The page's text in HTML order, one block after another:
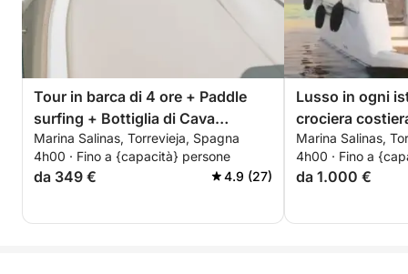
Tour in barca di 4 ore + Paddle
surfing + Bottiglia di Cava
premium - TUTTO INCLUSO
Marina Salinas, Torrevieja, Spagna
4h00 · Fino a {capacità} persone
da 349 € 4.9 (27)
Lusso in ogni
crociera
Marina Salinas,
4h00 · Fino a
da 1.000 €